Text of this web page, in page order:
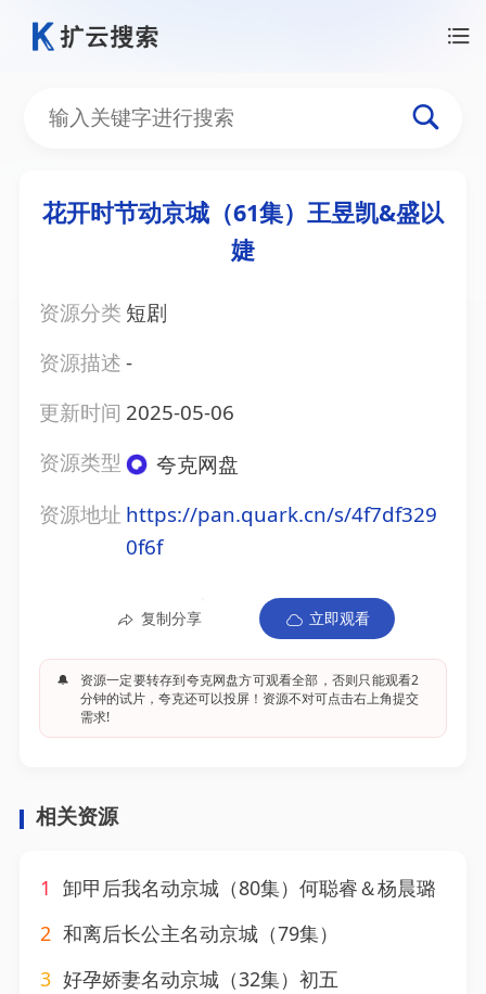
花开时节动京城（61集）王昱凯&盛以
婕
资源分类 短剧
资源描述-
更新时间 2025-05-06
资源类型
夸克网盘
资源地址 https://pan.quark.cn/s/4f7df329
0f6f
复制分享 立即观看
🔔
资源一定要转存到夸克网盘方可观看全部，否则只能观看2
分钟的试片，夸克还可以投屏！资源不对可点击右上角提交
需求!
相关资源
1 卸甲后我名动京城（80集）何聪睿＆杨晨璐
2 和离后长公主名动京城（79集）
3 好孕娇妻名动京城（32集）初五